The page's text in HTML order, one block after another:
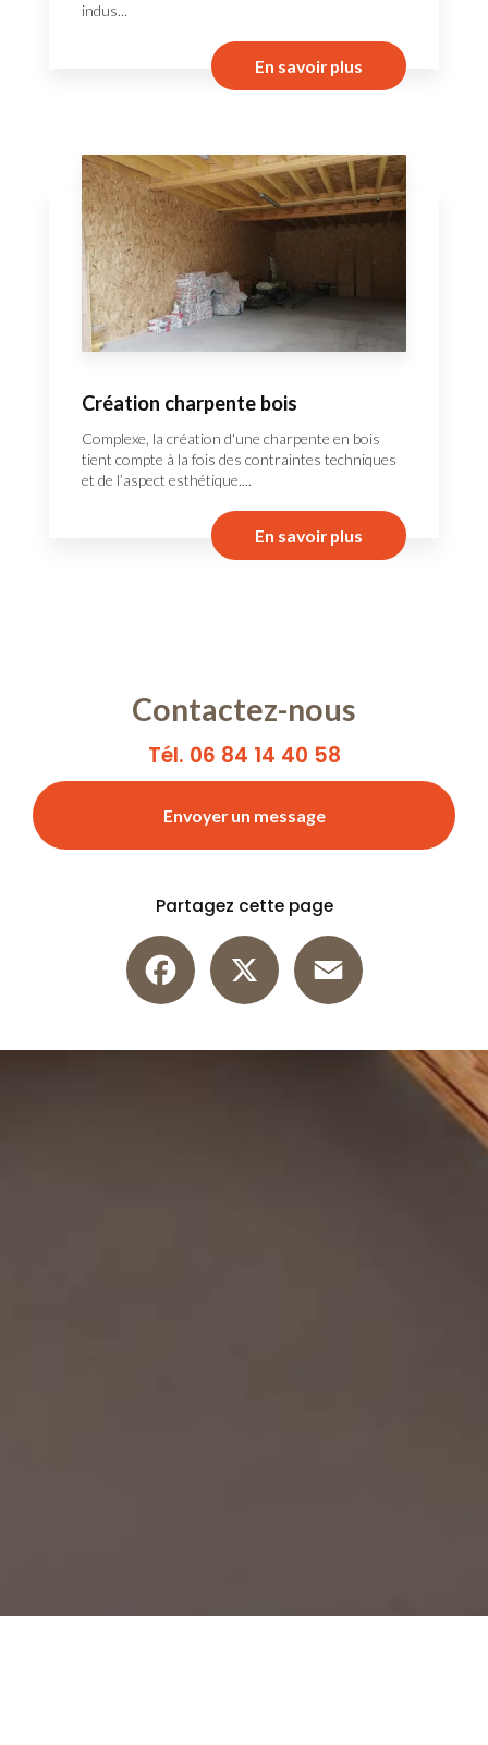
indus...
En savoir plus
Création charpente bois
Complexe, la création d'une charpente en bois
tient compte à la fois des contraintes techniques
et de l’aspect esthétique....
En savoir plus
Contactez-nous
Tél. 06 84 14 40 58
Envoyer un message
Partagez cette page
Facebook